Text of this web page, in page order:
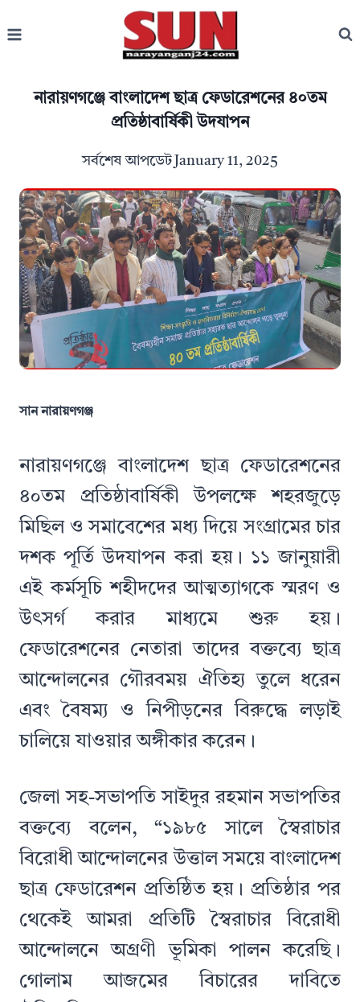
to
নারায়ণগঞ্জে বাংলাদেশ ছাত্র ফেডারেশনের ৪০তম
প্রতিষ্ঠাবার্ষিকী উদযাপন
সর্বশেষ আপডেট January 11, 2025
সান নারায়ণগঞ্জ
নারায়ণগঞ্জে বাংলাদেশ ছাত্র ফেডারেশনের
৪০তম প্রতিষ্ঠাবার্ষিকী উপলক্ষে শহরজুড়ে
মিছিল ও সমাবেশের মধ্য দিয়ে সংগ্রামের চার
দশক পূর্তি উদযাপন করা হয়। ১১ জানুয়ারী
এই কর্মসূচি শহীদদের আত্মত্যাগকে স্মরণ ও
উৎসর্গ করার মাধ্যমে শুরু হয়।
ফেডারেশনের নেতারা তাদের বক্তব্যে ছাত্র
আন্দোলনের গৌরবময় ঐতিহ্য তুলে ধরেন
এবং বৈষম্য ও নিপীড়নের বিরুদ্ধে লড়াই
চালিয়ে যাওয়ার অঙ্গীকার করেন।
জেলা সহ-সভাপতি সাইদুর রহমান সভাপতির
বক্তব্যে বলেন, “১৯৮৫ সালে স্বৈরাচার
বিরোধী আন্দোলনের উত্তাল সময়ে বাংলাদেশ
ছাত্র ফেডারেশন প্রতিষ্ঠিত হয়। প্রতিষ্ঠার পর
থেকেই আমরা প্রতিটি স্বৈরাচার বিরোধী
আন্দোলনে অগ্রণী ভূমিকা পালন করেছি।
গোলাম আজমের বিচারের দাবিতে